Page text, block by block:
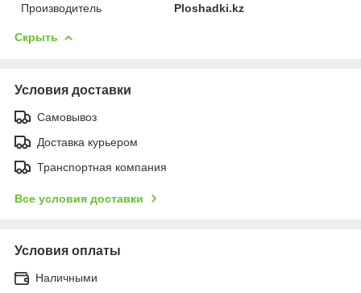
Производитель
Ploshadki.kz
Скрыть
Условия доставки
Самовывоз
Доставка курьером
Транспортная компания
Все условия доставки
Условия оплаты
Наличными